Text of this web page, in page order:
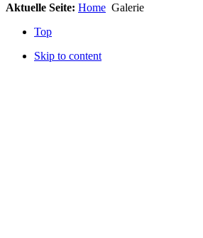
Aktuelle Seite: Home Galerie
Top
Skip to content